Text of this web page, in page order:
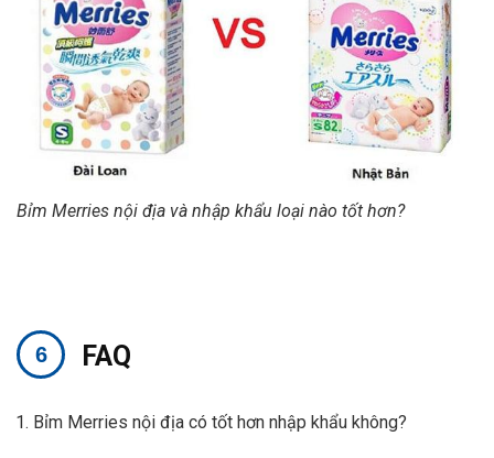
Bỉm Merries nội địa và nhập khẩu loại nào tốt hơn?
FAQ
Bỉm Merries nội địa có tốt hơn nhập khẩu không?